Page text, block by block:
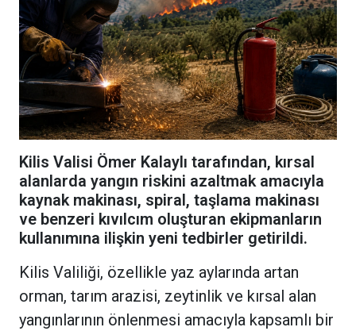
Kilis Valisi Ömer Kalaylı tarafından, kırsal
alanlarda yangın riskini azaltmak amacıyla
kaynak makinası, spiral, taşlama makinası
ve benzeri kıvılcım oluşturan ekipmanların
kullanımına ilişkin yeni tedbirler getirildi.
Kilis Valiliği, özellikle yaz aylarında artan
orman, tarım arazisi, zeytinlik ve kırsal alan
yangınlarının önlenmesi amacıyla kapsamlı bir